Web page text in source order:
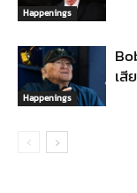
Happenings
Happenings
เสี